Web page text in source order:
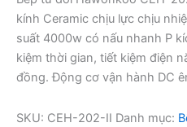
kính Ceramic chịu lực chịu
suất 4000w có nấu nhanh P
kiệm thời gian, tiết kiệm điện
đồng. Động cơ vận hành DC
SKU: CEH-202-II Danh mục: